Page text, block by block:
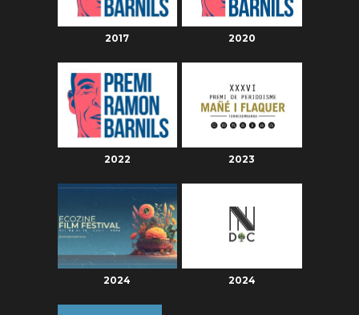
2017 2020
2022 2023
2024 2024